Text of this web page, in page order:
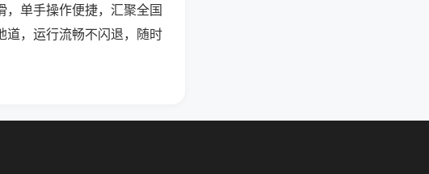
，单手操作便捷，汇聚全国
道，运行流畅不闪退，随时